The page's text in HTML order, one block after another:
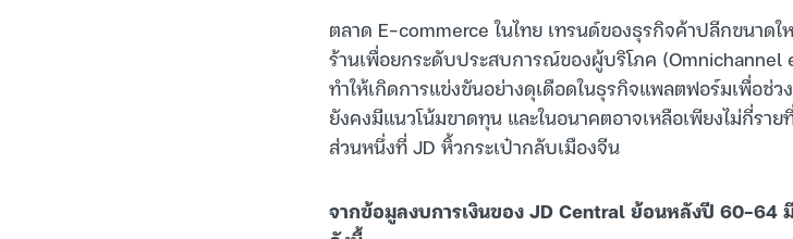
ตลาด E-commerce ในไทย เทรนด์ของธุรกิจค้าปลีกขนา
ร้านเพื่อยกระดับประสบการณ์ของผู้บริโภค
ทำให้เกิดการแข่งขันอย่างดุเดือดในธุรกิจแพลตฟอร์มเพื่อช่
ยังคงมีแนวโน้มขาดทุน และในอนาคตอาจเหลือเพียงไม่กี่รา
ส่วนหนึ่งที่ JD หิ้วกระเป๋ากลับเมืองจีน
จากข้อมูลงบการเงินของ JD Central ย้อนหลังปี 60-64